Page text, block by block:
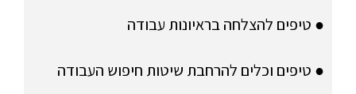
● טיפים להצלחה בראיונות עבודה
● טיפים וכלים להרחבת שיטות חיפוש העבודה